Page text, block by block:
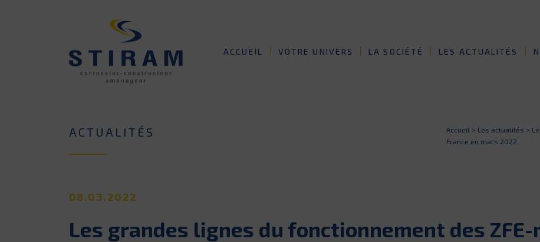
ACCUEIL VOTRE UNIVERS LA SOCIÉTÉ LES ACTUALITÉS
ACTUALITÉS Accueil > Les actualités >
France en mars 2022
08.03.2022
Les grandes lignes du fonctionnement des ZFE-